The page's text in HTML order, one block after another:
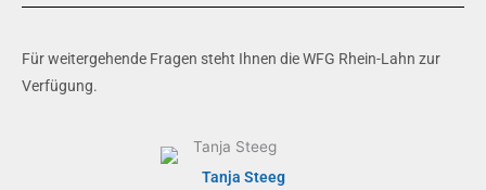
Für weitergehende Fragen steht Ihnen die WFG Rhein-Lahn zur
Verfügung.
Tanja Steeg